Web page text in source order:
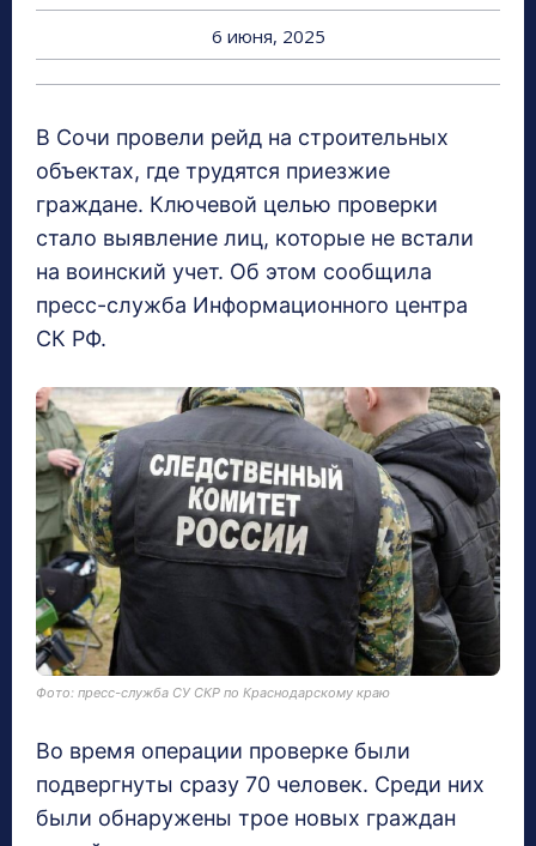
6 июня, 2025
В Сочи провели рейд на строительных
объектах, где трудятся приезжие
граждане. Ключевой целью проверки
стало выявление лиц, которые не встали
на воинский учет. Об этом сообщила
пресс-служба Информационного центра
СК РФ.
Фото: пресс-служба СУ СКР по Краснодарскому краю
Во время операции проверке были
подвергнуты сразу 70 человек. Среди них
были обнаружены трое новых граждан